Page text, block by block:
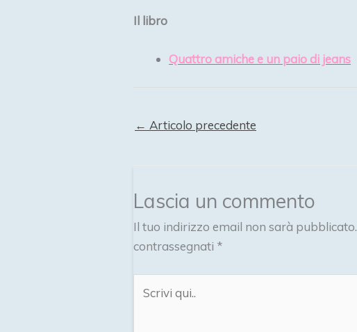
Il libro
Quattro amiche e un paio di jeans
← Articolo precedente
Lascia un commento
Il tuo indirizzo email non sarà pubblicato.
contrassegnati *
qui..